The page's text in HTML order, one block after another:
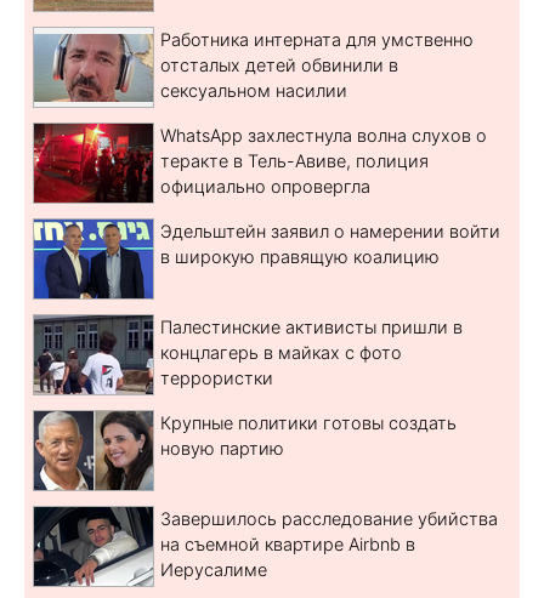
Работника интерната для умственно
отсталых детей обвинили в
сексуальном насилии
WhatsApp захлестнула волна слухов о
теракте в Тель-Авиве, полиция
официально опровергла
Эдельштейн заявил о намерении войти
в широкую правящую коалицию
Палестинские активисты пришли в
концлагерь в майках с фото
террористки
Крупные политики готовы создать
новую партию
Завершилось расследование убийства
на съемной квартире Airbnb в
Иерусалиме